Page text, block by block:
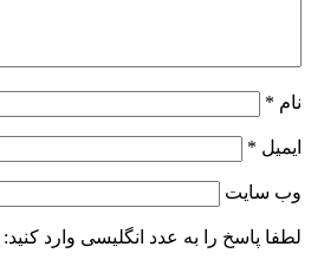
نام *
ایمیل *
وب‌ سایت
لطفا پاسخ را به عدد انگلیسی وارد کنید: